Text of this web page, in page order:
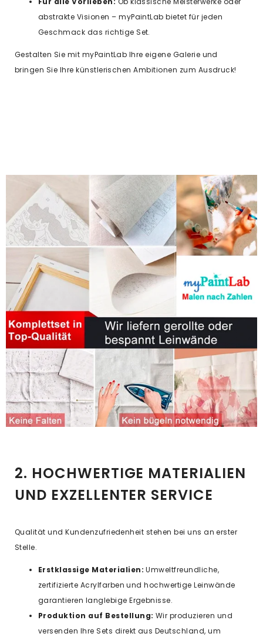
abstrakte Visionen – myPaintLab bietet für jeden
Geschmack das richtige Set.
Gestalten Sie mit myPaintLab Ihre eigene Galerie und
bringen Sie Ihre künstlerischen Ambitionen zum Ausdruck!
2. HOCHWERTIGE MATERIALIEN
UND EXZELLENTER SERVICE
Qualität und Kundenzufriedenheit stehen bei uns an erster
Stelle.
Erstklassige Materialien: Umweltfreundliche,
zertifizierte Acrylfarben und hochwertige Leinwände
garantieren langlebige Ergebnisse.
Produktion auf Bestellung: Wir produzieren und
versenden Ihre Sets direkt aus Deutschland, um